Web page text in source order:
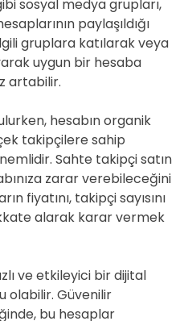
sosyal medya grupları,
paylaşıldığı
gruplara katılarak veya
uygun bir hesaba
artabilir.
hesabın organik
takipçilere sahip
Sahte takipçi satın
zarar verebileceğini
fiyatını, takipçi sayısını
alarak karar vermek
ve etkileyici bir dijital
olabilir. Güvenilir
bu hesaplar